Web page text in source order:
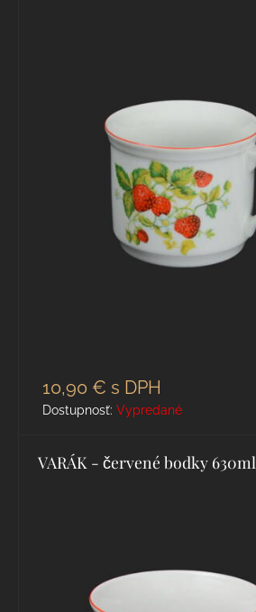
10,90 € s DPH
Dostupnosť: Vypredané
VARÁK - červené bodky 630ml